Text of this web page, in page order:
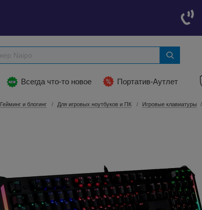
Всегда что-то новое Портатив-Аутлет
Гейминг и блогинг Для игровых ноутбуков и ПК Игровые клавиатуры